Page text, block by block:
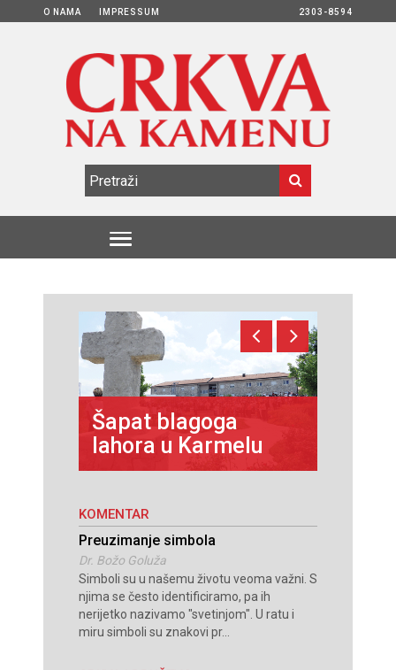
O NAMA IMPRESSUM 2303-8594
Šapat blagoga
lahora u Karmelu
KOMENTAR
Preuzimanje simbola
Dr. Božo Goluža
Simboli su u našemu životu veoma važni. S
njima se često identificiramo, pa ih
nerijetko nazivamo "svetinjom". U ratu i
miru simboli su znakovi pr...